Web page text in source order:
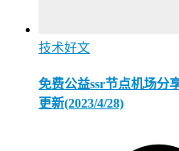
技术好文
免费公益ssr节点机场分
更新(2023/4/28)